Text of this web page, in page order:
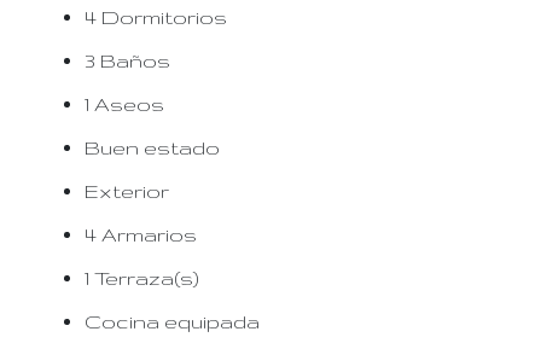
4 Dormitorios
3 Baños
1 Aseos
Buen estado
Exterior
4 Armarios
1 Terraza(s)
Cocina equipada